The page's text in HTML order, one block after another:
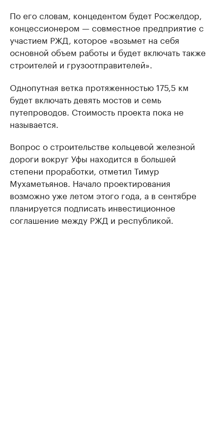
По его словам, концедентом будет Росжелдор,
концессионером — совместное предприятие с
участием РЖД, которое «возьмет на себя
основной объем работы и будет включать также
строителей и грузоотправителей».
Однопутная ветка протяженностью 175,5 км
будет включать девять мостов и семь
путепроводов. Стоимость проекта пока не
называется.
Вопрос о строительстве кольцевой железной
дороги вокруг Уфы находится в большей
степени проработки, отметил Тимур
Мухаметьянов. Начало проектирования
возможно уже летом этого года, а в сентябре
планируется подписать инвестиционное
соглашение между РЖД и республикой.